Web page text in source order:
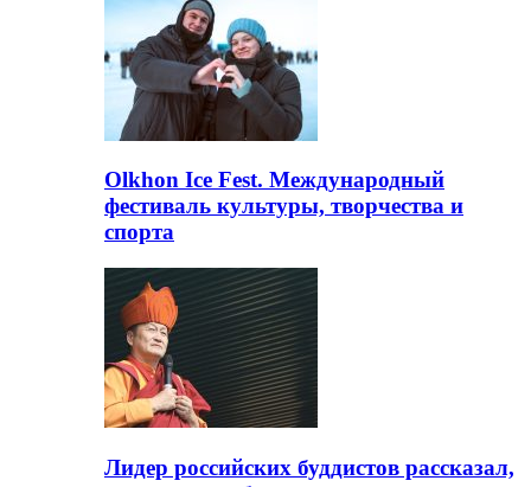
Olkhon Ice Fest. Международный
фестиваль культуры, творчества и
спорта
Лидер российских буддистов рассказал,